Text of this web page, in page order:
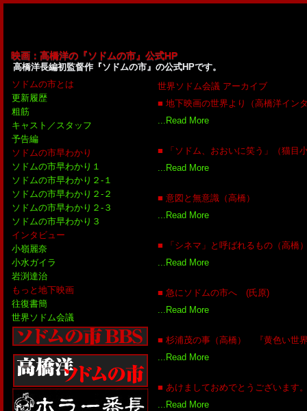
映画：高橋洋の『ソドムの市』公式HP
高橋洋長編初監督作『ソドムの市』の公式HPです。
世界ソドム会議 アーカイブ
■ 地下映画の世界より（高橋洋イン
...Read More
■ 「ソドム、おおいに笑う」（猫目
...Read More
■ 意図と無意識（高橋）
...Read More
■ 「シネマ」と呼ばれるもの（高橋
...Read More
■ 急にソドムの市へ (氏原)
...Read More
■ 杉浦茂の事（高橋） 『黄色い世
...Read More
■ あけましておめでとうございます
...Read More
ソドムの市とは
更新履歴
粗筋
キャスト／スタッフ
予告編
ソドムの市早わかり
ソドムの市早わかり１
ソドムの市早わかり２-１
ソドムの市早わかり２-２
ソドムの市早わかり２-３
ソドムの市早わかり３
インタビュー
小嶺麗奈
小水ガイラ
岩渕達治
もっと地下映画
往復書簡
世界ソドム会議